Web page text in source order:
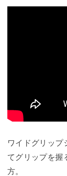
ワイドグリップ
てグリップを握
方。